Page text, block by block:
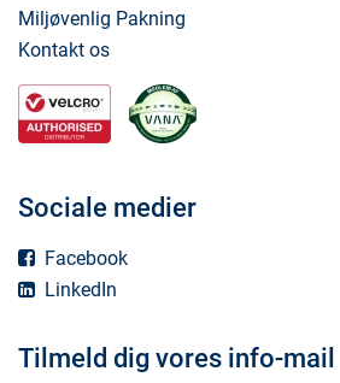
Miljøvenlig Pakning
Kontakt os
Sociale medier
Facebook
LinkedIn
Tilmeld dig vores info-mail